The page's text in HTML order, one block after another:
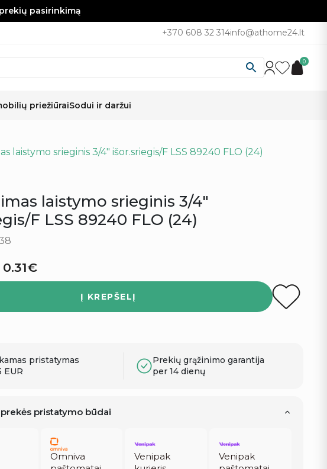
pasirinkimą
+370 608 32 314info@athome24.lt
0
priežiūraiSodui ir daržui
laistymo srieginis 3/4″ išor.sriegis/F LSS 89240 FLO (24)
laistymo srieginis 3/4″
F LSS 89240 FLO (24)
0.31€
Į KREPŠELĮ
pristatymas
EUR
Prekių grąžinimo garantija
per 14 dienų
pristatymo būdai
Omniva
Venipak
Venipak